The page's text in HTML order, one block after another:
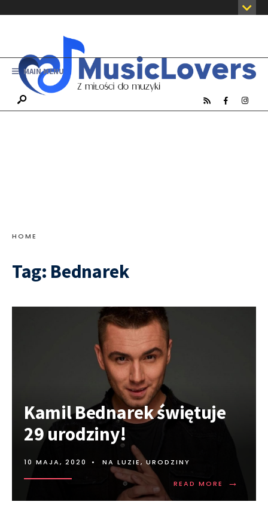
MAIN MENU
HOME
Tag: Bednarek
Kamil Bednarek świętuje
29 urodziny!
10 MAJA, 2020 • NA LUZIE,URODZINY
READ MORE →